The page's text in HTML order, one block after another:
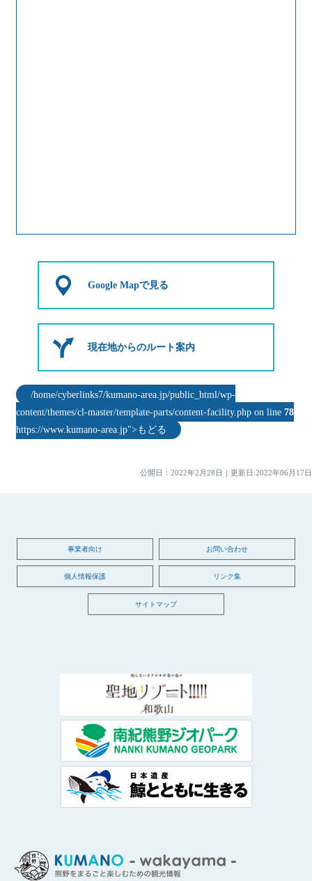
Google Mapで見る
現在地からのルート案内
/home/cyberlinks7/kumano-area.jp/public_html/wp-
content/themes/cl-master/template-parts/content-facility.php on line 78
https://www.kumano-area.jp">もどる
公開日： 2022年2月28日 更新日:2022年06月17日
事業者向け お問い合わせ
個人情報保護 リンク集
サイトマップ